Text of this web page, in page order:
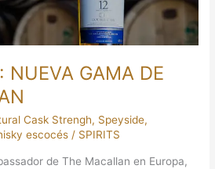
NUEVA GAMA DE
Cask Strengh, Speyside,
escocés / SPIRITS
de The Macallan en Europa,